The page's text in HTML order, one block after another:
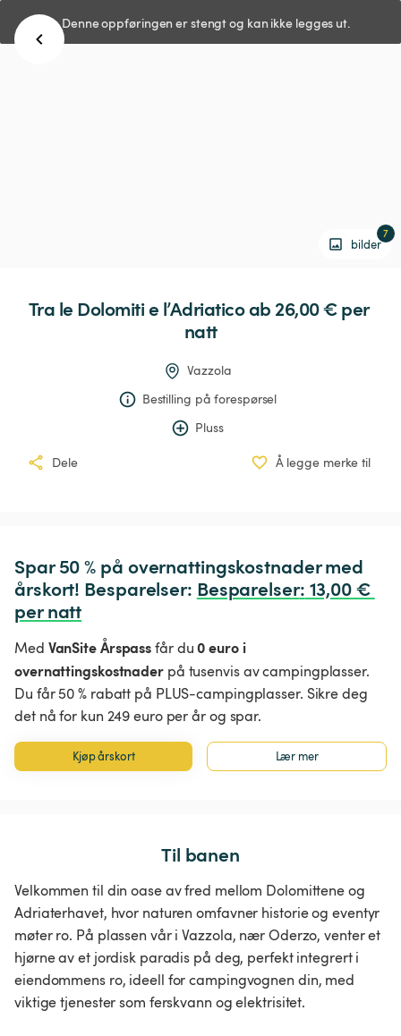
Denne oppføringen er stengt og kan ikke legges ut.
bilder
7
Tra le Dolomitie l’Adriatico ab 26,00 € per
natt
Vazzola
Bestilling på forespørsel
Pluss
Dele Å legge merke til
Spar 50 % på overnattingskostnader med
årskort! Besparelser: Besparelser: 13,00 €
per natt
Med VanSite Årspassfår du0 euro i
overnattingskostnaderpå tusenvis av campingplasser.
Du får 50 % rabatt på PLUS-campingplasser. Sikre deg
det nå for kun 249 euro per år og spar.
Kjøp årskort Lær mer
Til banen
Velkommen til din oase av fred mellom Dolomittene og
Adriaterhavet, hvor naturen omfavner historie og eventyr
møter ro. På plassen vår i Vazzola, nær Oderzo, venter et
hjørne av et jordisk paradis på deg, perfekt integrert i
eiendommens ro, ideell for campingvognen din, med
viktige tjenester som ferskvann og elektrisitet.